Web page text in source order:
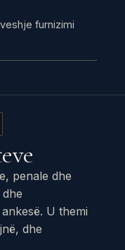
furnizimi
penale dhe
U themi
dhe